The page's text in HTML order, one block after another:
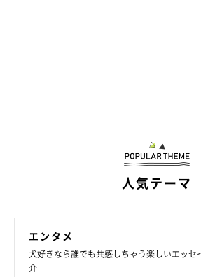
人気テーマ
エンタメ
犬好きなら誰でも共感しちゃう楽しいエッセ
介